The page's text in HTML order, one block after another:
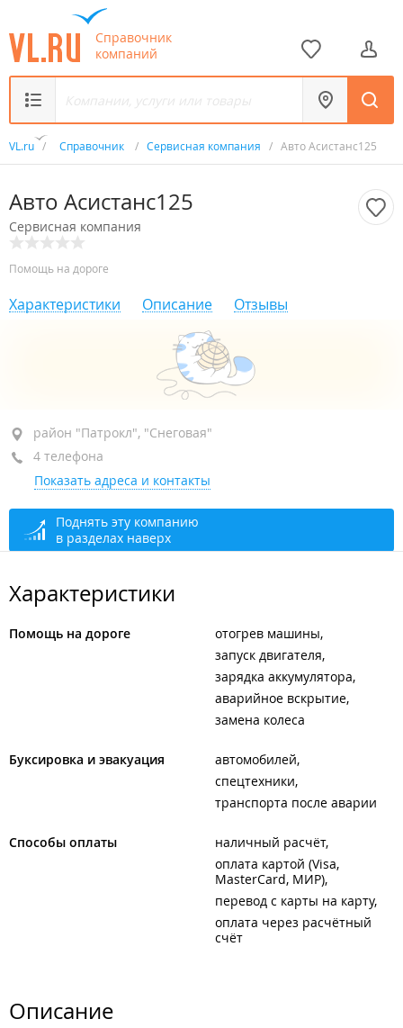
Справочник
компаний
VL.ru / Справочник / Сервисная компания / Авто Асистанс125
Авто Асистанс125
Сервисная компания
Помощь на дороге
Характеристики Описание Отзывы
район "Патрокл", ул. Можайская, 24
круглосуточно
район "Патрокл", "Снеговая"
4 телефона
Показать адреса и контакты
Поднять эту компанию
в разделах наверх
Характеристики
Помощь на дороге
отогрев машины
запуск двигателя
зарядка аккумулятора
аварийное вскрытие
замена колеса
Буксировка и эвакуация
автомобилей
спецтехники
транспорта после аварии
Способы оплаты
наличный расчёт
оплата картой (Visa,
MasterCard, МИР)
перевод с карты на карту
оплата через расчётный
счёт
Описание